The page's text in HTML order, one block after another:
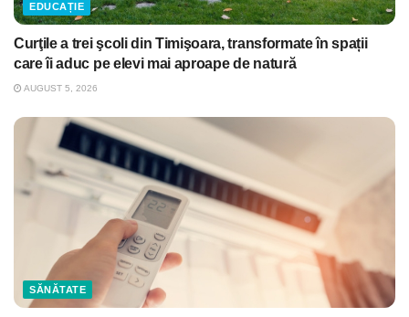
EDUCAȚIE
Curţile a trei şcoli din Timişoara, transformate în spații
care îi aduc pe elevi mai aproape de natură
AUGUST 5, 2026
SĂNĂTATE